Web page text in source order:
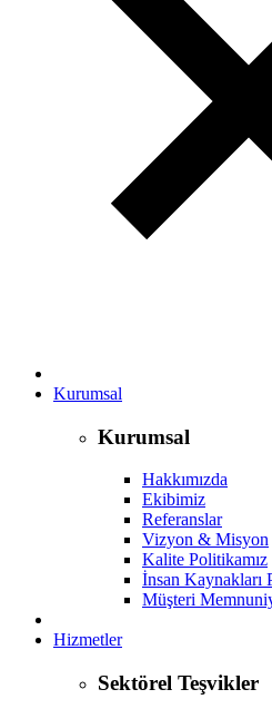
Kurumsal
Kurumsal
Hakkımızda
Ekibimiz
Referanslar
Vizyon & Misyon
Kalite Politikamız
İnsan Kaynakları
Müşteri
Hizmetler
Sektörel Teşvikler